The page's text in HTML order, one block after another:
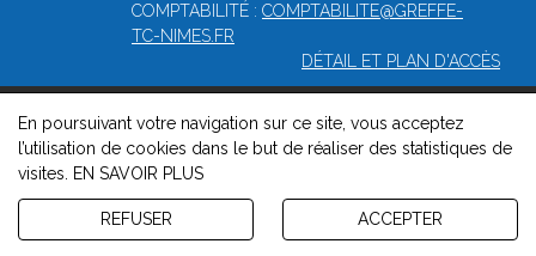
COMPTABILITÉ : COMPTABILITE@GREFFE-
TC-NIMES.FR
DÉTAIL ET PLAN D'ACCÈS
© 2026, Greffe du Tribunal de Commerce de Nîmes -Mentions
légales-Contact -Gestion des cookies -Politique de
confidentialité et de cookies
Version : 1.8.1
En poursuivant votre navigation sur ce site, vous acceptez
l’utilisation de cookies dans le but de réaliser des statistiques de
visites.
EN SAVOIR PLUS
REFUSER ACCEPTER